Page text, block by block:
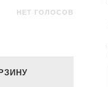
НЕТ ГОЛОСОВ